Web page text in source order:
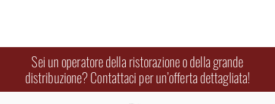
Sei un operatore della ristorazione o della grande
distribuzione? Contattaci per un’offerta dettagliata!